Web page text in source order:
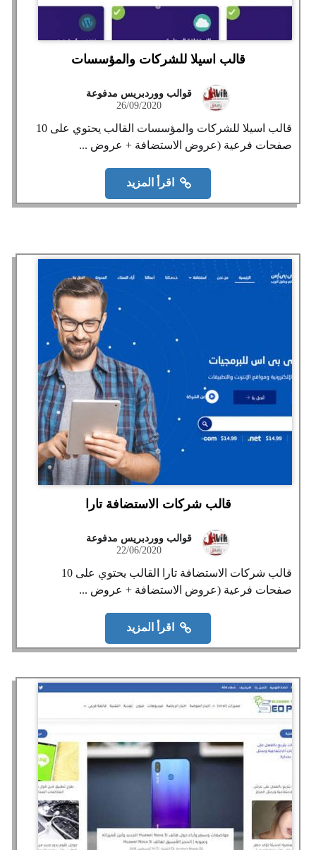
قالب اسيلا للشركات والمؤسسات
قوالب ووردبريس مدفوعة
26/09/2020
قالب اسيلا للشركات والمؤسسات القالب يحتوي على 10
صفحات فرعية (عروض الاستضافة + عروض ...
اقرأ المزيد
قالب شركات الاستضافة تارا
قوالب ووردبريس مدفوعة
22/06/2020
قالب شركات الاستضافة تارا القالب يحتوي على 10
صفحات فرعية (عروض الاستضافة + عروض ...
اقرأ المزيد